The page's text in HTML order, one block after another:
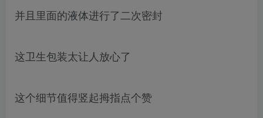
并且里面的液体进行了二次密封
这卫生包装太让人放心了
这个细节值得竖起拇指点个赞